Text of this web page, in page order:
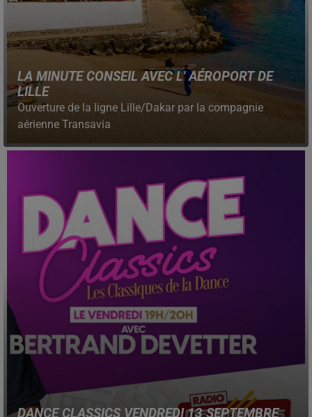
LA MINUTE CONSEIL AVEC L' AÉROPORT DE
LILLE
Ouverture de la ligne Lille/Dakar par la compagnie
aérienne Transavia
DANCE CLASSICS VENDREDI 13 SEPTEMBRE